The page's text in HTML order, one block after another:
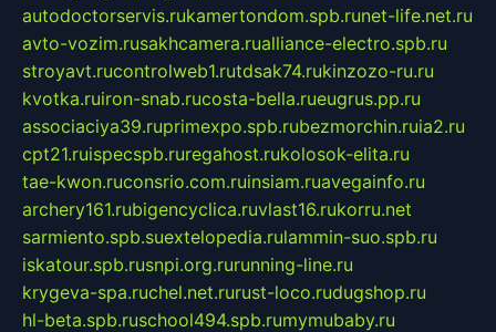
autodoctorservis.rukamertondom.spb.runet-life.net.ru
avto-vozim.rusakhcamera.rualliance-electro.spb.ru
stroyavt.rucontrolweb1.rutdsak74.rukinzozo-ru.ru
kvotka.ruiron-snab.rucosta-bella.rueugrus.pp.ru
associaciya39.ruprimexpo.spb.rubezmorchin.ruia2.ru
cpt21.ruispecspb.ruregahost.rukolosok-elita.ru
tae-kwon.ruconsrio.com.ruinsiam.ruavegainfo.ru
archery161.rubigencyclica.ruvlast16.rukorru.net
sarmiento.spb.suextelopedia.rulammin-suo.spb.ru
iskatour.spb.rusnpi.org.rurunning-line.ru
krygeva-spa.ruchel.net.rurust-loco.rudugshop.ru
hl-beta.spb.ruschool494.spb.rumymubaby.ru